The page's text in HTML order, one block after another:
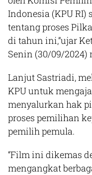
Indonesia (KPU RI)
tentang proses
di tahun ini,”ujar
Senin (30/09/2024)
Lanjut Sastriadi,
KPU untuk
menyalurkan hak
proses pemilihan
pemilih pemula.
“Film ini dikemas
mengangkat